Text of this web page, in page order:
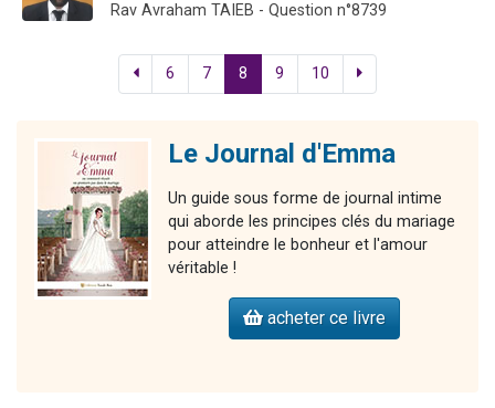
Rav Avraham TAIEB - Question n°8739
6 7 8 9 10
Le Journal d'Emma
Un guide sous forme de journal intime
qui aborde les principes clés du mariage
pour atteindre le bonheur et l'amour
véritable !
acheter ce livre